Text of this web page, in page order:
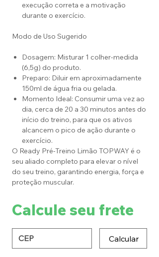
execução correta e a motivação
durante o exercício.
Modo de Uso Sugerido
Dosagem: Misturar 1 colher-medida
(6,5g) do produto.
Preparo: Diluir em aproximadamente
150ml de água fria ou gelada.
Momento Ideal: Consumir uma vez ao
dia, cerca de 20 a 30 minutos antes do
início do treino, para que os ativos
alcancem o pico de ação durante o
exercício.
O Ready Pré-Treino Limão TOPWAY é o
seu aliado completo para elevar o nível
do seu treino, garantindo energia, força e
proteção muscular.
Calcule seu frete
Calcular